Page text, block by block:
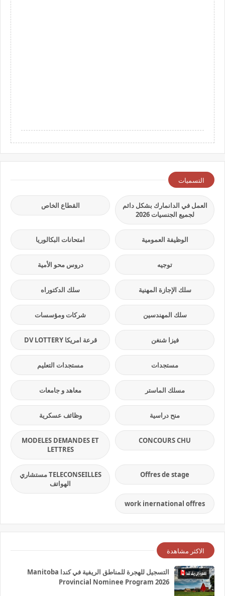
التسميات
العمل في الدانمارك بشكل دائم
لجميع الجنسيات 2026
القطاع الخاص
الوظيفة العمومية امتحانات البكالوريا
توجيه دروس محو الأمية
سلك الإجازة المهنية سلك الدكتوراه
سلك المهندسين شركات ومؤسسات
فيزا شنغن قرعة امريكا DV LOTTERY
مستجدات مستجدات التعليم
مسلك الماستر معاهد و جامعات
منح دراسية وظائف عسكرية
CONCOURS CHU
MODELES DEMANDES ET
LETTRES
Offres de stage
TELECONSEILLES مستشاري
الهواتف
work inernational offres
الاكثر مشاهدة
التسجيل للهجرة للمناطق الريفية في كندا Manitoba
Provincial Nominee Program 2026